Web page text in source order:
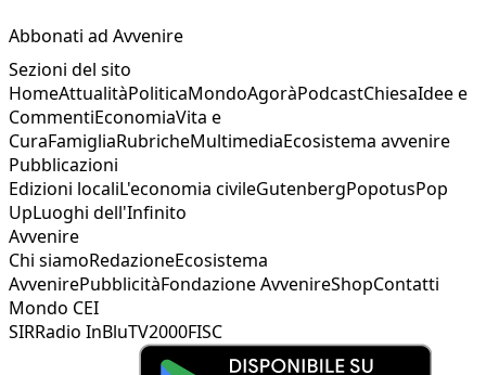
Abbonati ad Avvenire
Sezioni del sito
HomeAttualitàPoliticaMondoAgoràPodcastChiesaIdee e
CommentiEconomiaVita e
CuraFamigliaRubricheMultimediaEcosistema avvenire
Pubblicazioni
Edizioni localiL'economia civileGutenbergPopotusPop
UpLuoghi dell'Infinito
Avvenire
Chi siamoRedazioneEcosistema
AvvenirePubblicitàFondazione AvvenireShopContatti
Mondo CEI
SIRRadio InBluTV2000FISC